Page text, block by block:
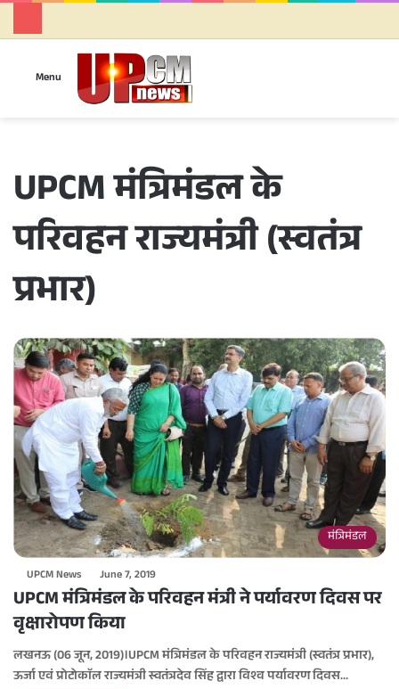
Menu
UPCM मंत्रिमंडल के
परिवहन राज्यमंत्री (स्वतंत्र
प्रभार)
मंत्रिमंडल
UPCM News June 7, 2019
UPCM मंत्रिमंडल के परिवहन मंत्री ने पर्यावरण दिवस पर
वृक्षारोपण किया
लखनऊ (06 जून, 2019)।UPCM मंत्रिमंडल के परिवहन राज्यमंत्री (स्वतंत्र प्रभार),
ऊर्जा एवं प्रोटोकाॅल राज्यमंत्री स्वतंत्रदेव सिंह द्वारा विश्व पर्यावरण दिवस…